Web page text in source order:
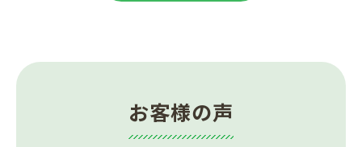
お客様の声